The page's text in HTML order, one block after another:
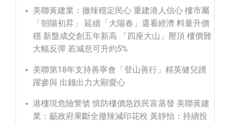
美聯黃建業：撤辣穩定民心 重建港人信心 樓市屬
「朝陽初昇」 延續「大陽春」還看經濟 料量升價
穩 新盤成交創五年新高 「四座大山」壓頂 樓價難
大幅反彈 若減息可升約5%
美聯第18年支持善寧會「登山善行」精英健兒踴
躍參與 出錢出力大顯愛心
港樓現危險警號 慎防樓價急跌民富蒸發 美聯黃建
業：籲政府果斷全撤辣減印花稅 黃靜怡：持續投